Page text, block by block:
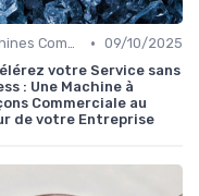
Machines Commerciales • 09/10/2025
votre Service sans
: Une Machine à
Commerciale au
de votre Entreprise